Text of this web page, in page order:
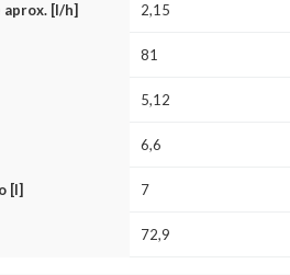
aprox. [l/h] 2,15
81
5,12
6,6
[l] 7
72,9